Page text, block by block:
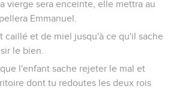
vierge sera enceinte, elle mettra au
Emmanuel.
caillé et de miel jusqu'à ce qu'il sache
le bien.
l'enfant sache rejeter le mal et
dont tu redoutes les deux rois